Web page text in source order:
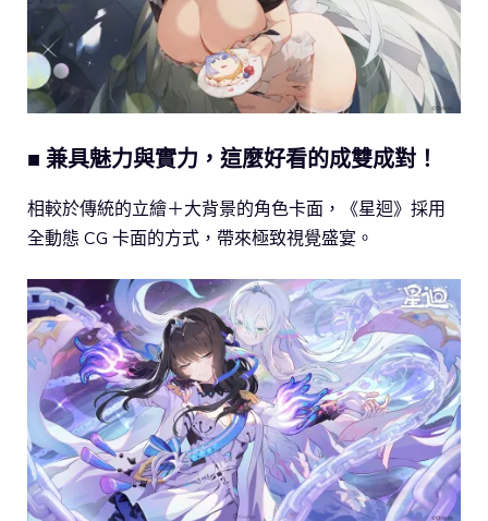
■ 兼具魅力與實力，這麼好看的成雙成對！
相較於傳統的立繪＋大背景的角色卡面，《星迴》採用
全動態 CG 卡面的方式，帶來極致視覺盛宴。